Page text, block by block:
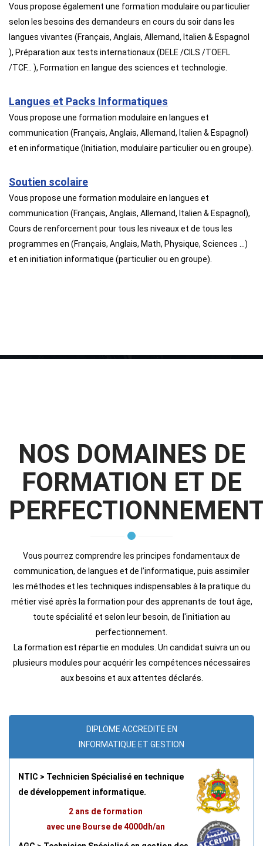
Vous propose également une formation modulaire ou particulier
selon les besoins des demandeurs en cours du soir dans les
langues vivantes (Français, Anglais, Allemand, Italien & Espagnol
), Préparation aux tests internationaux (DELE /CILS /TOEFL
/TCF… ), Formation en langue des sciences et technologie.
Langues et Packs Informatiques
Vous propose une formation modulaire en langues et
communication (Français, Anglais, Allemand, Italien & Espagnol)
et en informatique (Initiation, modulaire particulier ou en groupe).
Soutien scolaire
Vous propose une formation modulaire en langues et
communication (Français, Anglais, Allemand, Italien & Espagnol),
Cours de renforcement pour tous les niveaux et de tous les
programmes en (Français, Anglais, Math, Physique, Sciences …)
et en initiation informatique (particulier ou en groupe).
NOS DOMAINES DE
FORMATION ET DE
Vous pourrez comprendre les principes fondamentaux de
communication, de langues et de l’informatique, puis assimiler
les méthodes et les techniques indispensables à la pratique du
métier visé après la formation pour des apprenants de tout âge,
toute spécialité et selon leur besoin, de l'initiation au
perfectionnement.
La formation est répartie en modules. Un candidat suivra un ou
plusieurs modules pour acquérir les compétences nécessaires
aux besoins et aux attentes déclarés.
DIPLOME ACCREDITE EN
INFORMATIQUE ET GESTION
NTIC > Technicien Spécialisé en technique
de développement informatique.
2 ans de formation
avec une Bourse de 4000dh/an